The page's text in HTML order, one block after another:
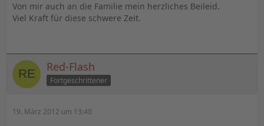
Von mir auch an die Familie mein herzliches Beileid.
Viel Kraft für diese schwere Zeit.
Red-Flash
Fortgeschrittener
19. März 2012 um 13:40